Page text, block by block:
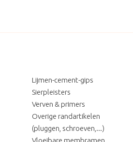
Lijmen-cement-gips
Sierpleisters
Verven & primers
Overige randartikelen
(pluggen, schroeven,...)
Vloeibare membramen